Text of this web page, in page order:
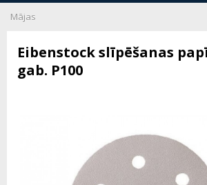
Mājas
Eibenstock slīpēšanas
gab. P100